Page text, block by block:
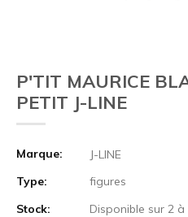
P'TIT MAURICE
PETIT J-LINE
Marque:
J-LINE
Type:
figures
Stock:
Disponible sur 2